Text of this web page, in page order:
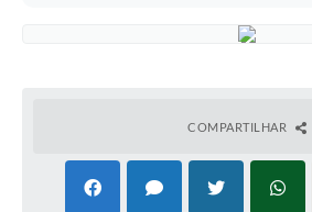
COMPARTILHAR